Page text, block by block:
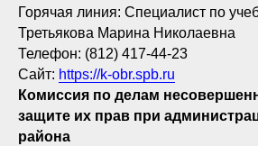
Горячая линия: Специалист по
Третьякова Марина Николаевна
Телефон: (812) 417-44-23
Сайт: https://k-obr.spb.ru
Комиссия по делам
защите их прав при
района